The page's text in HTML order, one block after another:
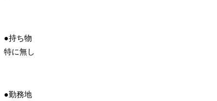
●持ち物
特に無し
●勤務地